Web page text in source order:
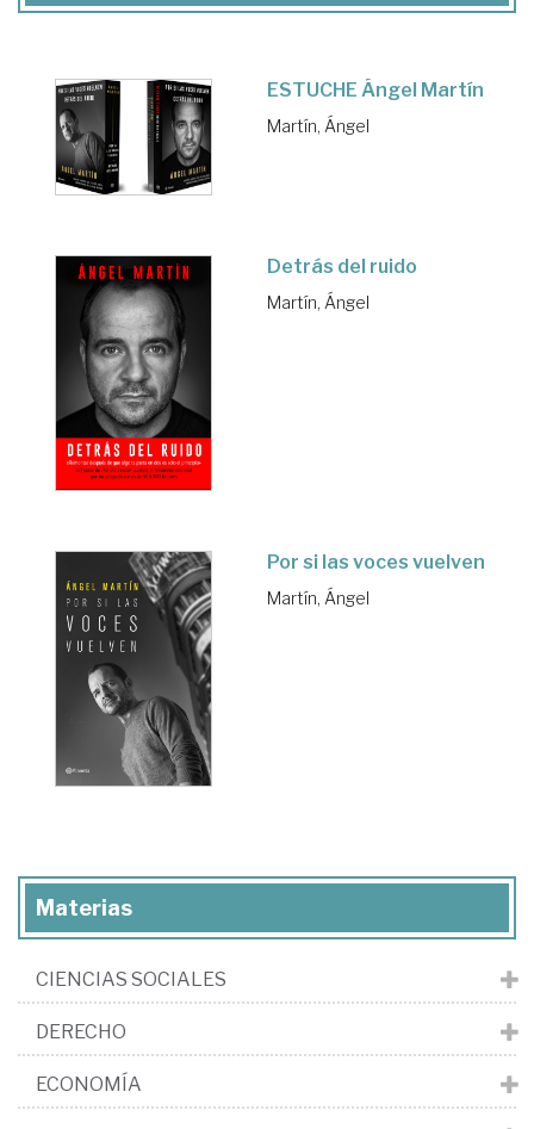
ESTUCHE Ángel Martín
Martín, Ángel
Detrás del ruido
Martín, Ángel
Por si las voces vuelven
Martín, Ángel
Materias
CIENCIAS SOCIALES
DERECHO
ECONOMÍA